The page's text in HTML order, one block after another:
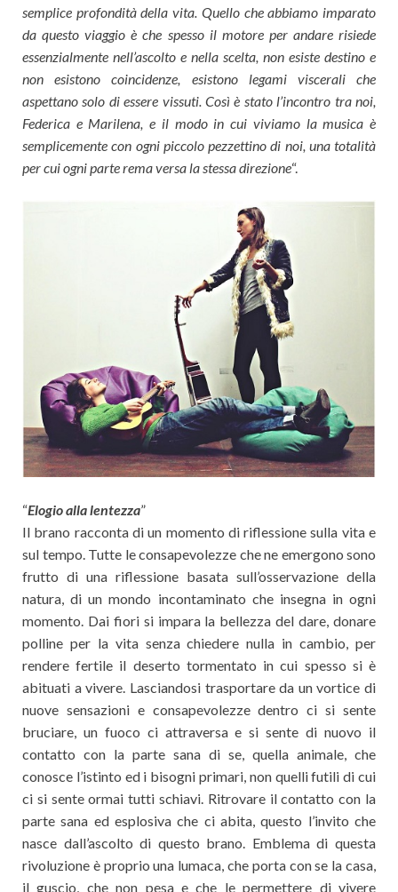
semplice profondità della vita. Quello che abbiamo imparato
da questo viaggio è che spesso il motore per andare risiede
essenzialmente nell’ascolto e nella scelta, non esiste destino e
non esistono coincidenze, esistono legami viscerali che
aspettano solo di essere vissuti. Così è stato l’incontro tra noi,
Federica e Marilena, e il modo in cui viviamo la musica è
semplicemente con ogni piccolo pezzettino di noi, una totalità
per cui ogni parte rema versa la stessa direzione“.
“Elogio alla lentezza”
Il brano racconta di un momento di riflessione sulla vita e
sul tempo. Tutte le consapevolezze che ne emergono sono
frutto di una riflessione basata sull’osservazione della
natura, di un mondo incontaminato che insegna in ogni
momento. Dai fiori si impara la bellezza del dare, donare
polline per la vita senza chiedere nulla in cambio, per
rendere fertile il deserto tormentato in cui spesso si è
abituati a vivere. Lasciandosi trasportare da un vortice di
nuove sensazioni e consapevolezze dentro ci si sente
bruciare, un fuoco ci attraversa e si sente di nuovo il
contatto con la parte sana di se, quella animale, che
conosce l’istinto ed i bisogni primari, non quelli futili di cui
ci si sente ormai tutti schiavi. Ritrovare il contatto con la
parte sana ed esplosiva che ci abita, questo l’invito che
nasce dall’ascolto di questo brano. Emblema di questa
rivoluzione è proprio una lumaca, che porta con se la casa,
il guscio, che non pesa e che le permettere di vivere